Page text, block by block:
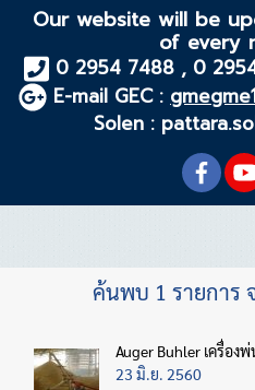
Our website will be
of every
0 2954 7488 , 0
E-mail GEC :
Solen :
ค้นพบ 1 รายการ
Auger Buhler เครื่อง
23 มิ.ย. 2560